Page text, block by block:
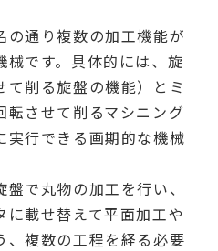
通り複数の加工機能が
です。具体的には、旋
削る旋盤の機能）とミ
転させて削るマシニング
実行できる画期的な機械
で丸物の加工を行い、
載せ替えて平面加工や
、複数の工程を経る必要